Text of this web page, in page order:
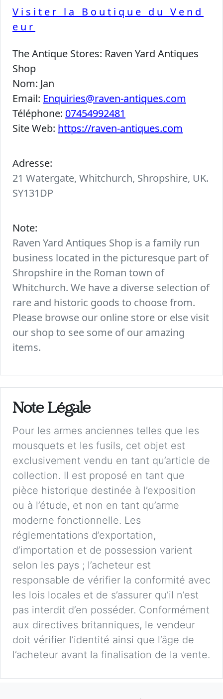
Visiter la Boutique du Vend
eur
The Antique Stores: Raven Yard Antiques
Shop
Nom: Jan
Email: Enquiries@raven-antiques.com
Téléphone: 07454992481
Site Web: https://raven-antiques.com
Adresse:
21 Watergate, Whitchurch, Shropshire, UK.
SY131DP
Note:
Raven Yard Antiques Shop is a family run
business located in the picturesque part of
Shropshire in the Roman town of
Whitchurch. We have a diverse selection of
rare and historic goods to choose from.
Please browse our online store or else visit
our shop to see some of our amazing
items.
Note Légale
Pour les armes anciennes telles que les
mousquets et les fusils, cet objet est
exclusivement vendu en tant qu’article de
collection. Il est proposé en tant que
pièce historique destinée à l’exposition
ou à l’étude, et non en tant qu’arme
moderne fonctionnelle. Les
réglementations d’exportation,
d’importation et de possession varient
selon les pays ; l’acheteur est
responsable de vérifier la conformité avec
les lois locales et de s’assurer qu’il n’est
pas interdit d’en posséder. Conformément
aux directives britanniques, le vendeur
doit vérifier l’identité ainsi que l’âge de
l’acheteur avant la finalisation de la vente.